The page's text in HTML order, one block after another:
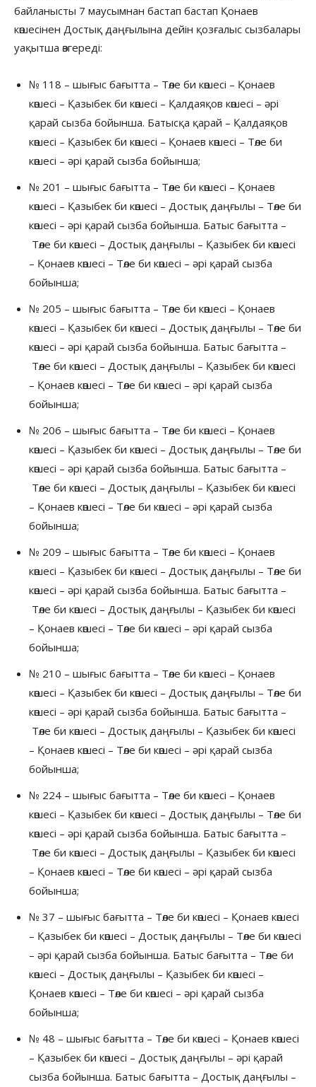
байланысты 7 маусымнан бастап бастап Қонаев
көшесінен Достық даңғылына дейін қозғалыс сызбалары
уақытша өзгереді:
№ 118 – шығыс бағытта – Төле би көшесі – Қонаев
көшесі – Қазыбек би көшесі – Қалдаяқов көшесі – әрі
қарай сызба бойынша. Батысқа қарай – Қалдаяқов
көшесі – Қазыбек би көшесі – Қонаев көшесі – Төле би
көшесі – әрі қарай сызба бойынша;
№ 201 – шығыс бағытта – Төле би көшесі – Қонаев
көшесі – Қазыбек би көшесі – Достық даңғылы – Төле би
көшесі – әрі қарай сызба бойынша. Батыс бағытта –
Төле би көшесі – Достық даңғылы – Қазыбек би көшесі
– Қонаев көшесі – Төле би көшесі – әрі қарай сызба
бойынша;
№ 205 – шығыс бағытта – Төле би көшесі – Қонаев
көшесі – Қазыбек би көшесі – Достық даңғылы – Төле би
көшесі – әрі қарай сызба бойынша. Батыс бағытта –
Төле би көшесі – Достық даңғылы – Қазыбек би көшесі
– Қонаев көшесі – Төле би көшесі – әрі қарай сызба
бойынша;
№ 206 – шығыс бағытта – Төле би көшесі – Қонаев
көшесі – Қазыбек би көшесі – Достық даңғылы – Төле би
көшесі – әрі қарай сызба бойынша. Батыс бағытта –
Төле би көшесі – Достық даңғылы – Қазыбек би көшесі
– Қонаев көшесі – Төле би көшесі – әрі қарай сызба
бойынша;
№ 209 – шығыс бағытта – Төле би көшесі – Қонаев
көшесі – Қазыбек би көшесі – Достық даңғылы – Төле би
көшесі – әрі қарай сызба бойынша. Батыс бағытта –
Төле би көшесі – Достық даңғылы – Қазыбек би көшесі
– Қонаев көшесі – Төле би көшесі – әрі қарай сызба
бойынша;
№ 210 – шығыс бағытта – Төле би көшесі – Қонаев
көшесі – Қазыбек би көшесі – Достық даңғылы – Төле би
көшесі – әрі қарай сызба бойынша. Батыс бағытта –
Төле би көшесі – Достық даңғылы – Қазыбек би көшесі
– Қонаев көшесі – Төле би көшесі – әрі қарай сызба
бойынша;
№ 224 – шығыс бағытта – Төле би көшесі – Қонаев
көшесі – Қазыбек би көшесі – Достық даңғылы – Төле би
көшесі – әрі қарай сызба бойынша. Батыс бағытта –
Төле би көшесі – Достық даңғылы – Қазыбек би көшесі
– Қонаев көшесі – Төле би көшесі – әрі қарай сызба
бойынша;
№ 37 – шығыс бағытта – Төле би көшесі – Қонаев көшесі
– Қазыбек би көшесі – Достық даңғылы – Төле би көшесі
– әрі қарай сызба бойынша. Батыс бағытта – Төле би
көшесі – Достық даңғылы – Қазыбек би көшесі –
Қонаев көшесі – Төле би көшесі – әрі қарай сызба
бойынша;
№ 48 – шығыс бағытта – Төле би көшесі – Қонаев көшесі
– Қазыбек би көшесі – Достық даңғылы – әрі қарай
сызба бойынша. Батыс бағытта – Достық даңғылы –